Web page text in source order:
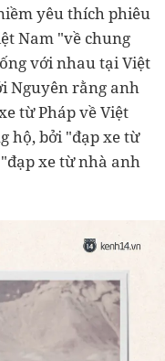
yêu thích phiêu
Nam "về chung
với nhau tại Việt
Nguyên rằng anh
từ Pháp về Việt
hộ, bởi "đạp xe từ
xe từ nhà anh